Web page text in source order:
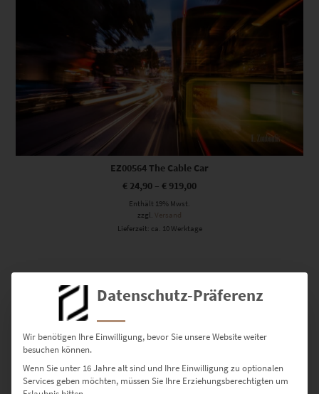
EZ00564 The Cable Car
€ 24,90 – € 919,00
Enthält 19% Mwst.
zzgl. Versand
Lieferzeit: ca. 10 Werktage
Bilder für das Wohnzimmer
Kaum hängt das Wandbild, langweilt es dich. Die ernüchternde
Einsicht liegt daran, dass es keinen Bezug zu dir hat, frei von neuen
Datenschutz-Präferenz
Wir benötigen Ihre Einwilligung, bevor Sie unsere Website weiter
besuchen können.
Wenn Sie unter 16 Jahre alt sind und Ihre Einwilligung zu optionalen
Services geben möchten, müssen Sie Ihre Erziehungsberechtigten um